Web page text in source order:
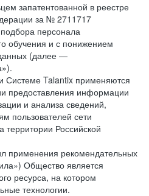
запатентованной в реестре
за № 2711717
персонала
обучения и с понижением
(далее —
Системе Talantix применяются
предоставления информации
и анализа сведений,
пользователей сети
Российской
применения рекомендательных
Общество является
ресурса, на котором
технологии.